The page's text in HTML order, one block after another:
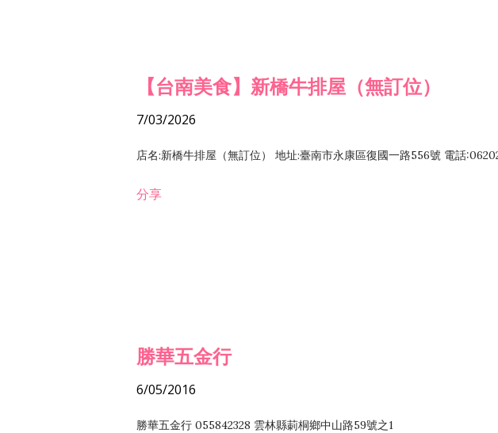
【台南美食】新橋牛排屋（無訂位）
7/03/2026
店名:新橋牛排屋（無訂位） 地址:臺南市永康區復國一路556號 電話
分享
勝華五金行
6/05/2016
勝華五金行 055842328 雲林縣莿桐鄉中山路59號之1